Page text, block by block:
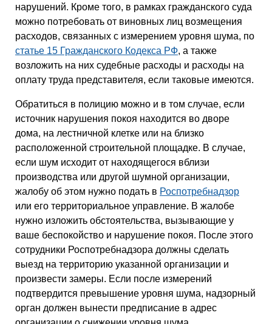
нарушений. Кроме того, в рамках гражданского суда
можно потребовать от виновных лиц возмещения
расходов, связанных с измерением уровня шума, по
статье 15 Гражданского Кодекса РФ, а также
возложить на них судебные расходы и расходы на
оплату труда представителя, если таковые имеются.
Обратиться в полицию можно и в том случае, если
источник нарушения покоя находится во дворе
дома, на лестничной клетке или на близко
расположенной строительной площадке. В случае,
если шум исходит от находящегося вблизи
производства или другой шумной организации,
жалобу об этом нужно подать в Роспотребнадзор
или его территориальное управление. В жалобе
нужно изложить обстоятельства, вызывающие у
ваше беспокойство и нарушение покоя. После этого
сотрудники Роспотребнадзора должны сделать
выезд на территорию указанной организации и
произвести замеры. Если после измерений
подтвердится превышение уровня шума, надзорный
орган должен вынести предписание в адрес